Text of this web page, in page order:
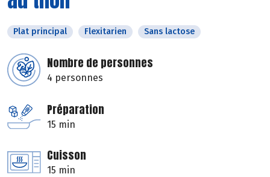
Plat principal Flexitarien Sans lactose
Nombre de personnes
4 personnes
Préparation
15 min
Cuisson
15 min